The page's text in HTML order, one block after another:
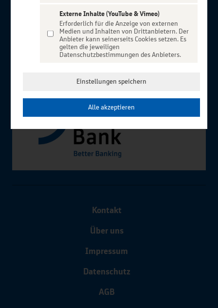
Service für alle Kunden der BBBank. Auf unserem einzigartigen
Portal finden Sie Tickets für atemberaubende Konzerte,
Musicals und Shows, die Fußball-Bundesliga sowie die
Champions League und die Europa League.
In Zusammenarbeit mit
Kontakt
Über uns
Impressum
Datenschutz
AGB
Externe Inhalte (YouTube & Vimeo)
Erforderlich für die Anzeige von externen
Medien und Inhalten von Drittanbietern. Der
Anbieter kann seinerseits Cookies setzen. Es
gelten die jeweiligen
Datenschutzbestimmungen des Anbieters.
Einstellungen speichern
Alle akzeptieren